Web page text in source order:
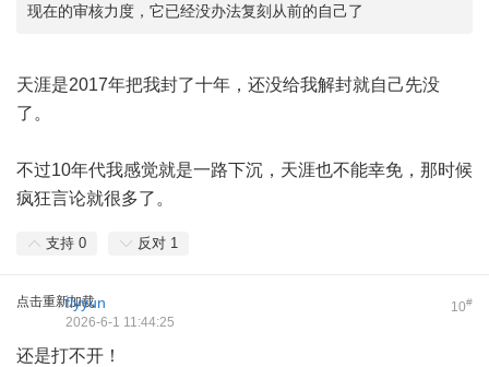
现在的审核力度，它已经没办法复刻从前的自己了
天涯是2017年把我封了十年，还没给我解封就自己先没
了。
不过10年代我感觉就是一路下沉，天涯也不能幸免，那时候
疯狂言论就很多了。
支持 0 反对 1
点击重新加载 10#
flyyun
2026-6-1 11:44:25
还是打不开！